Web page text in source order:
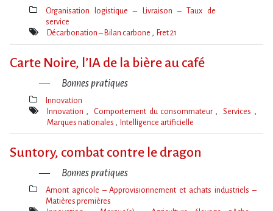
Thèmes(s)
Organisation logistique – Livraison – Taux de
service
Mot(s)-
Décarbonation – Bilan carbone Fret 21
Carte Noire, l’IA de la bière au café
Bonnes pratiques
Thèmes(s)
Innovation
Mot(s)-
Innovation Comportement du consommateur
Services
Marques nationales
Intelligence artificielle
Suntory, combat contre le dragon
Bonnes pratiques
Amont agricole – Approvisionnement et achats industriels –
Matières premières